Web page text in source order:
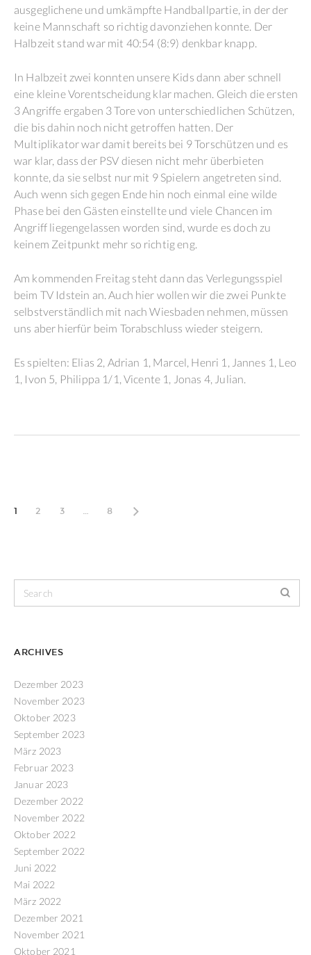
ausgeglichene und umkämpfte Handballpartie, in der der
keine Mannschaft so richtig davonziehen konnte. Der
Halbzeit stand war mit 40:54 (8:9) denkbar knapp.
In Halbzeit zwei konnten unsere Kids dann aber schnell
eine kleine Vorentscheidung klar machen. Gleich die ersten
3 Angriffe ergaben 3 Tore von unterschiedlichen Schützen,
die bis dahin noch nicht getroffen hatten. Der
Multiplikator war damit bereits bei 9 Torschützen und es
war klar, dass der PSV diesen nicht mehr überbieten
konnte, da sie selbst nur mit 9 Spielern angetreten sind.
Auch wenn sich gegen Ende hin noch einmal eine wilde
Phase bei den Gästen einstellte und viele Chancen im
Angriff liegengelassen worden sind, wurde es doch zu
keinem Zeitpunkt mehr so richtig eng.
Am kommenden Freitag steht dann das Verlegungsspiel
beim TV Idstein an. Auch hier wollen wir die zwei Punkte
selbstverständlich mit nach Wiesbaden nehmen, müssen
uns aber hierfür beim Torabschluss wieder steigern.
Es spielten: Elias 2, Adrian 1, Marcel, Henri 1, Jannes 1, Leo
1, Ivon 5, Philippa 1/1, Vicente 1, Jonas 4, Julian.
1 2 3 … 8
ARCHIVES
Dezember 2023
November 2023
Oktober 2023
September 2023
März 2023
Februar 2023
Januar 2023
Dezember 2022
November 2022
Oktober 2022
September 2022
Juni 2022
Mai 2022
März 2022
Dezember 2021
November 2021
Oktober 2021